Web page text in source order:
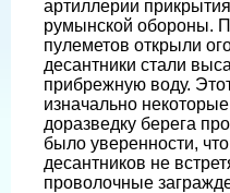
артиллерии
румынской обороны.
пулеметов открыли
десантники стали
прибрежную воду.
изначально
доразведку берега
было уверенности,
десантников не
проволочные